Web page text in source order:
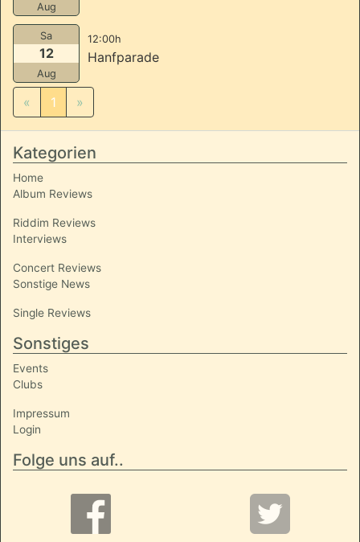
Aug
Sa
12
Aug
12:00h
Hanfparade
« 1 »
Kategorien
Home
Album Reviews
Riddim Reviews
Interviews
Concert Reviews
Sonstige News
Single Reviews
Sonstiges
Events
Clubs
Impressum
Login
Folge uns auf..